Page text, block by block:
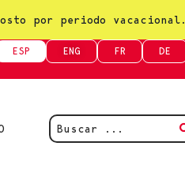
por periodo vacacional.
ESP ENG FR DE